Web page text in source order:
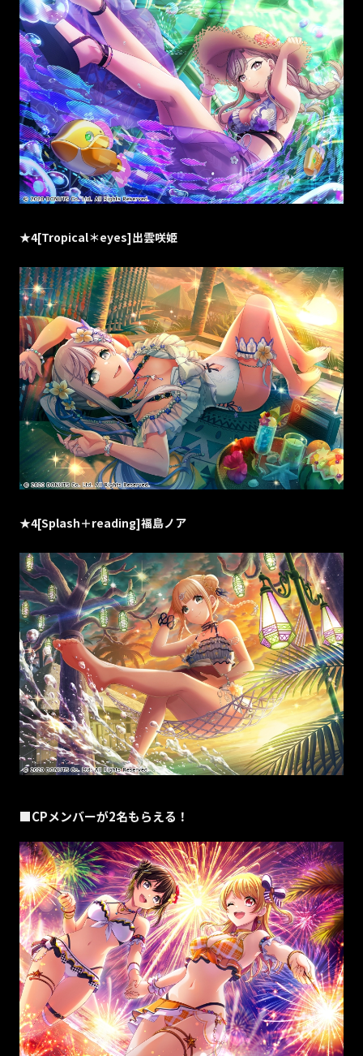
★4[Tropical＊eyes]出雲咲姫
★4[Splash＋reading]福島ノア
■CPメンバーが2名もらえる！